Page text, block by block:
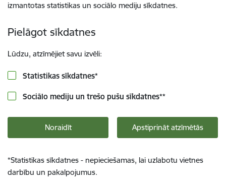
izmantotas statistikas un sociālo mediju sīkdatnes.
Pielāgot sīkdatnes
Lūdzu, atzīmējiet savu izvēli:
Statistikas sīkdatnes*
Sociālo mediju un trešo pušu sīkdatnes**
Noraidīt Apstiprināt atzīmētās
*Statistikas sīkdatnes - nepieciešamas, lai uzlabotu vietnes
darbību un pakalpojumus.